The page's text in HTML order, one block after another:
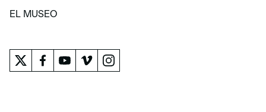
APRENDER
EL MUSEO